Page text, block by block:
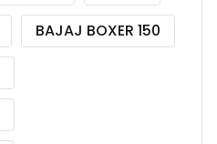
BAJAJ BOXER 150